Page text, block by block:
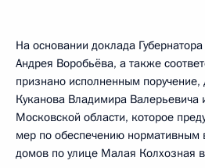
На основании доклада
Андрея Воробьёва, а также
признано исполненным
Куканова Владимира Валерьевича
Московской области, которое
мер по обеспечению
домов по улице Малая Колхозная